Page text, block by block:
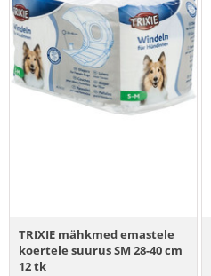
TRIXIE mähkmed emastele
koertele suurus SM 28-40 cm
12 tk